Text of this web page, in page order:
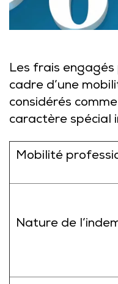
Les frais
cadre d’une
considérés
caractère spécial
Mobilité
Nature de